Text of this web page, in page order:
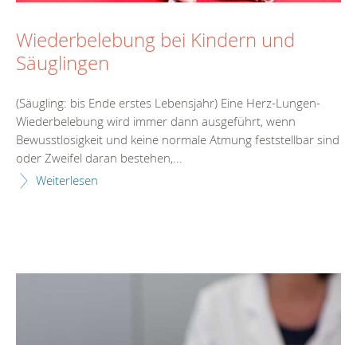
Wiederbelebung bei Kindern und
Säuglingen
(Säugling: bis Ende erstes Lebensjahr) Eine Herz-Lungen-
Wiederbelebung wird immer dann ausgeführt, wenn
Bewusstlosigkeit und keine normale Atmung feststellbar sind
oder Zweifel daran bestehen,...
Weiterlesen